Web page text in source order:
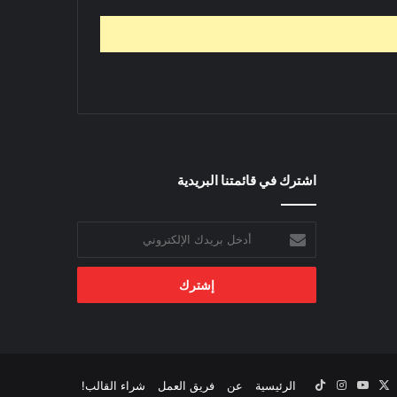
اشترك في قائمتنا البريدية
بريدك
الإلكتروني
الرئيسية عن فريق العمل شراء القالب! ‫YouTubeانستقرام‫TikTok